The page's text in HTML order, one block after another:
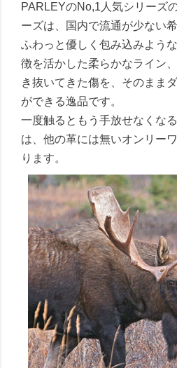
PARLEYのNo,1人気シリーズ
ーズは、国内で流通が少ない
ふわっと優しく包み込みよう
徴を活かした柔らかなライン
き抜いてきた傷を、そのまま
ができる逸品です。
一度触るともう手放せなくな
は、他の革には無いオンリー
ります。